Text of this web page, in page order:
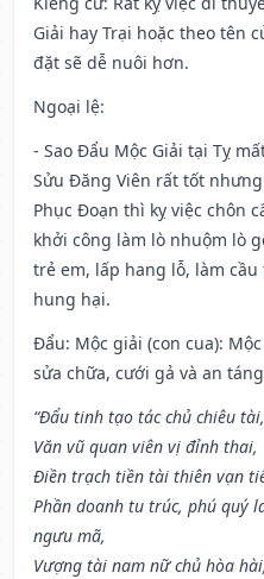
Giải hay Trại hoặc theo tên
đặt sẽ dễ nuôi hơn.
Ngoại lệ:
- Sao Đẩu Mộc Giải tại Tỵ
Sửu Đăng Viên rất tốt
Phục Đoạn thì kỵ việc chôn
khởi công làm lò nhuộm lò
trẻ em, lấp hang lỗ, làm
hung hại.
Đẩu: Mộc giải (con cua):
sửa chữa, cưới gả và an
“Đẩu tinh tạo tác chủ chiêu tài,
Văn vũ quan viên vị đỉnh thai,
Điền trạch tiền tài thiên vạn
Phần doanh tu trúc, phú quý
ngưu mã,
Vượng tài nam nữ chủ hòa hài,